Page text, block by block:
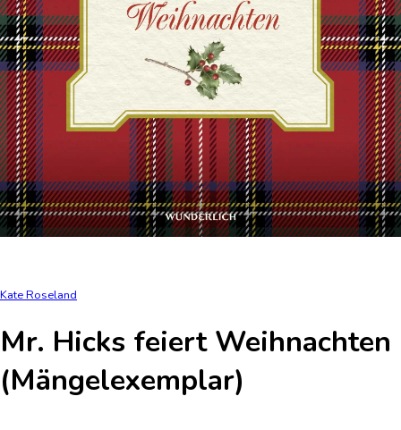
Kate Roseland
Mr. Hicks feiert Weihnachten
(Mängelexemplar)